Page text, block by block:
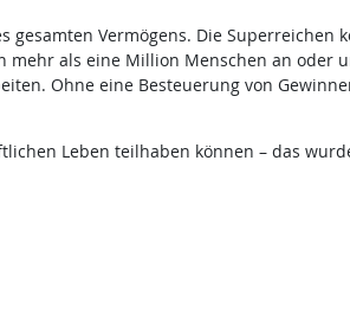
Vermögens. Die Superreichen
als eine Million Menschen an oder
Ohne eine Besteuerung von
Leben teilhaben können – das